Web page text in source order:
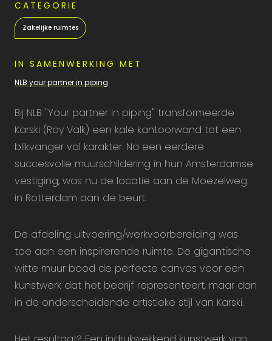
CATEGORIE
Zakelijke ruimtes
IN SAMENWERKING MET
NLB your partner in piping
Bij NLB "Your partner in piping" transformeerde
Karski (Roy Valk) een kale kantoorwand tot een
blikvanger vol karakter. Na een eerdere
succesvolle muurschildering in hun Amsterdamse
vestiging, was nu de locatie aan de Moezelweg
in Rotterdam aan de beurt.
De afdeling uitvoering/werkvoorbereiding was
toe aan een inspirerende ruimte. De gigantische
witte muur bood de perfecte canvas voor een
kunstwerk dat het bedrijf representeert, maar dan
in de onderscheidende artistieke stijl van Karski.